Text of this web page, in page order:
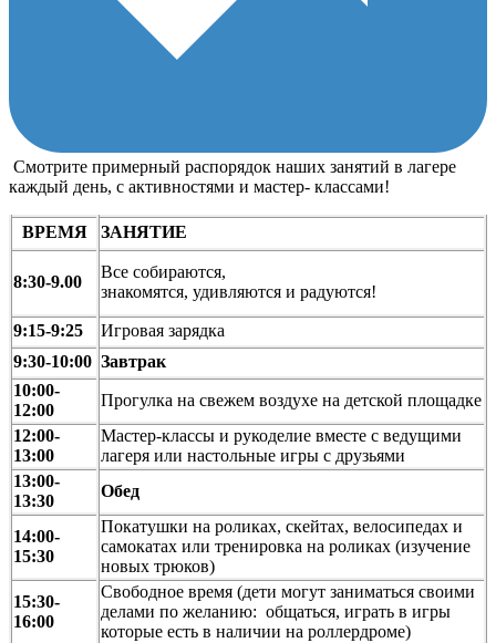
Смотрите примерный распорядок наших занятий в лагере
каждый день, с активностями и мастер- классами!
ВРЕМЯ ЗАНЯТИЕ
8:30-9.00
Все собираются,
знакомятся, удивляются и радуются!
9:15-9:25
Игровая зарядка
9:30-10:00 Завтрак
10:00-
12:00
Прогулка на свежем воздухе на детской площадке
12:00-
13:00
Мастер-классы и рукоделие вместе с ведущими
лагеря или настольные игры с друзьями
13:00-
13:30
Обед
14:00-
15:30
Покатушки на роликах, скейтах, велосипедах и
самокатах или тренировка на роликах (изучение
новых трюков)
15:30-
16:00
Свободное время (дети могут заниматься своими
делами по желанию: общаться, играть в игры
которые есть в наличии на роллердроме)